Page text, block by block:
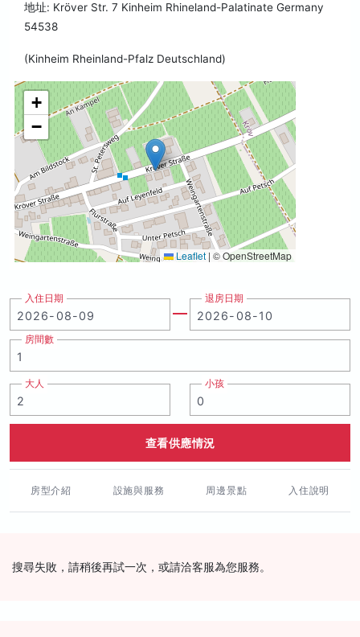
地址: Kröver Str. 7 Kinheim Rhineland-Palatinate Germany
54538
(Kinheim Rheinland-Pfalz Deutschland)
+
−
Leaflet | © OpenStreetMap
入住日期 退房日期
房間數
大人 小孩
查看供應情況
房型介紹 設施與服務 周邊景點 入住說明
搜尋失敗，請稍後再試一次，或請洽客服為您服務。